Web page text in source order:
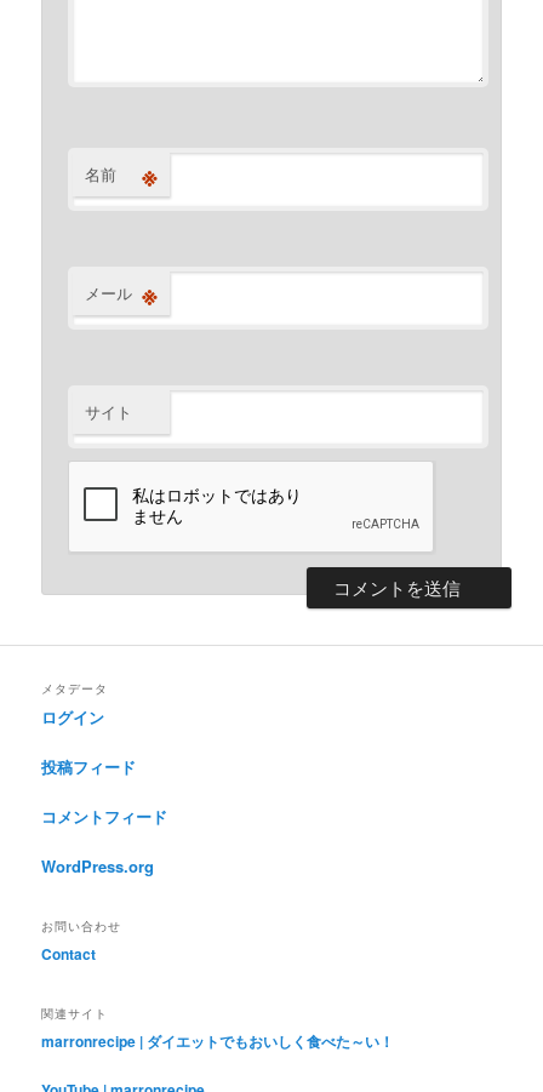
名前 ※
メール ※
サイト
メタデータ
ログイン
投稿フィード
コメントフィード
WordPress.org
お問い合わせ
Contact
関連サイト
marronrecipe | ダイエットでもおいしく食べた～い！